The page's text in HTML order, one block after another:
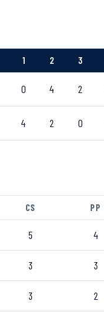
1 2 3
0 4 2
4 2 0
CS PP
5 4
3 3
3 2